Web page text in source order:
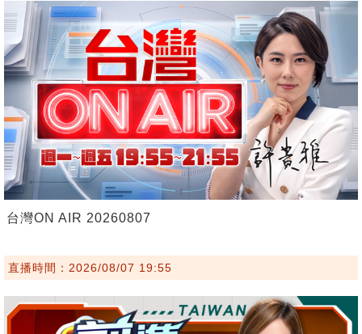
台灣ON AIR 20260807
直播時間：2026/08/07 19:55